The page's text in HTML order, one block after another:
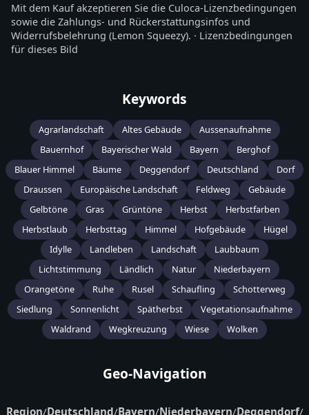
Mit dem Kauf akzeptieren Sie die Culoca-Lizenzbedingungen
sowie die Zahlungs- und Rückerstattungsinfos und
Widerrufsbelehrung (Lemon Squeezy). · Lizenzbedingungen
für dieses Bild
Keywords
Agrarlandschaft Altes Gebäude
Aussenaufnahme
Bauernhof
Bayerischer Wald Bayern
Berghof
Blauer Himmel
Bäume Deggendorf Deutschland
Dorf
Draussen
Europäische Landschaft Feldweg
Gebäude
Gelbtöne
Gras Grüntöne Herbst
Herbstfarben
Herbstlaub
Herbsttag Himmel Hofgebäude
Hügel
Idylle
Landleben Landschaft
Laubbaum
Lichtstimmung
Ländlich Natur
Niederbayern
Orangetöne
Ruhe Rusel Schaufling
Schotterweg
Siedlung
Sonnenlicht Spätherbst
Vegetationsaufnahme
Waldrand
Wegkreuzung Wiese Wolken
Geo-Navigation
Region/Deutschland/Bayern/Niederbayern/Deggendorf/